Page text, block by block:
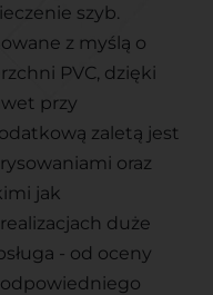
szyb.
z myślą o
PVC, dzięki
przy
zaletą jest
oraz
jak
duże
- od oceny
odpowiedniego